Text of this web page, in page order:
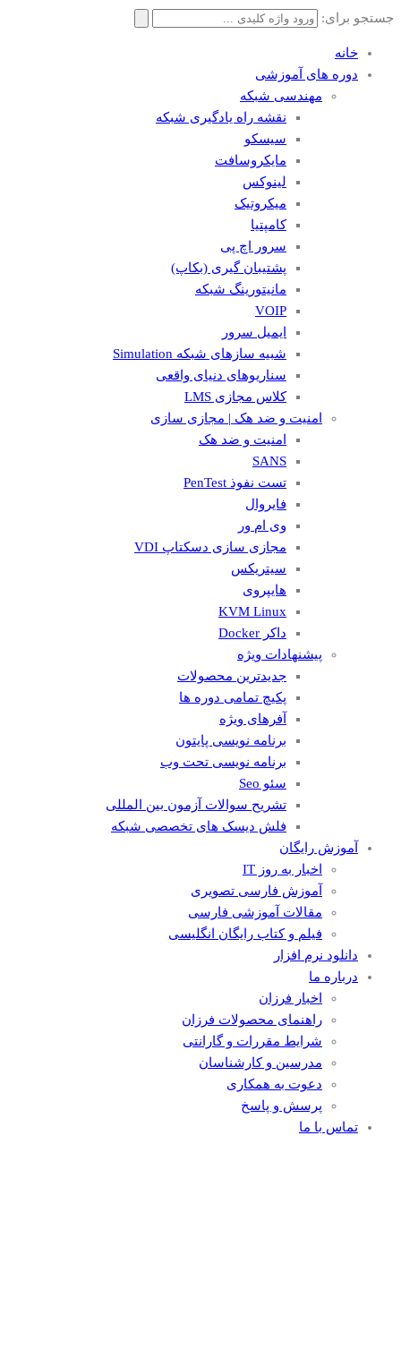
جستجو برای:
خانه
دوره های آموزشی
مهندسی شبکه
نقشه راه یادگیری شبکه
سیسکو
مایکروسافت
لینوکس
میکروتیک
کامپتیا
سرور اچ پی
پشتیبان گیری (بکاپ)
مانيتورينگ شبکه
VOIP
ایمیل سرور
شبیه سازهای شبکه Simulation
سناریوهای دنیای واقعی
کلاس مجازی LMS
امنیت و ضد هک | مجازی سازی
امنیت و ضد هک
SANS
تست نفوذ PenTest
فایروال
وی ام ور
مجازی سازی دسکتاپ VDI
سیتریکس
هایپروی
KVM Linux
داکر Docker
پیشنهادات ویژه
جدیدترین محصولات
پکیچ تمامی دوره ها
آفرهای ویژه
برنامه نویسی پایتون
برنامه نویسی تحت وب
سئو Seo
تشریح سوالات آزمون بین المللی
فلش دیسک های تخصصی شبکه
آموزش رایگان
اخبار به روز IT
آموزش فارسی تصویری
مقالات آموزشی فارسی
فیلم و کتاب رایگان انگلیسی
دانلود نرم افزار
درباره ما
اخبار فرزان
راهنمای محصولات فرزان
شرایط مقررات و گارانتی
مدرسین و کارشناسان
دعوت به همکاری
پرسش و پاسخ
تماس با ما